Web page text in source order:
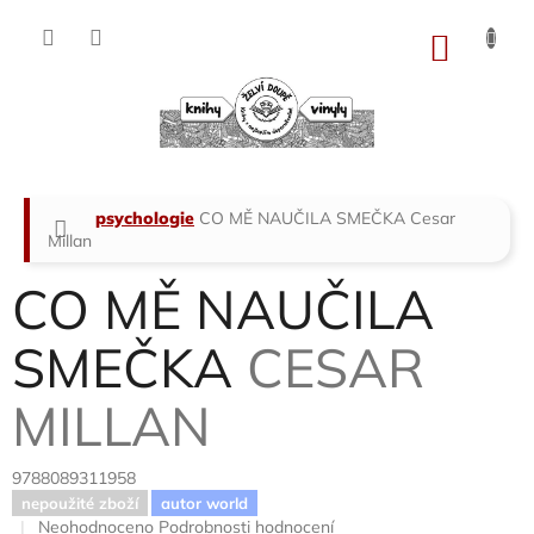
Domů
psychologie CO MĚ NAUČILA SMEČKA Cesar
Millan
CO MĚ NAUČILA
SMEČKA CESAR
MILLAN
9788089311958
nepoužité zboží autor world
Průměrné
Neohodnoceno Podrobnosti hodnocení